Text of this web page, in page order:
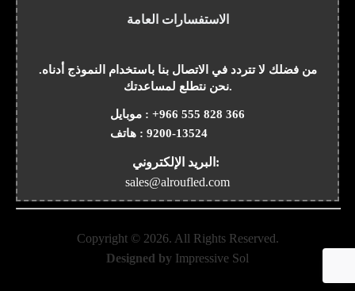
الاستفسارات العامة
من فضلك لا تتردد في الاتصال بنا باستخدام النموذج أدناه.
نحن نتطلع لمساعدتك.
موبايل : +966 555 828 366
هاتف : 9200-13524
البريد الإلكتروني:
sales@alroufled.com
Copyright © 2026. All Rights Reserved.
Designed by Impressive Sol